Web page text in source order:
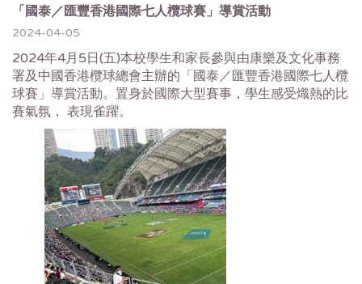
「國泰／匯豐香港國際七人欖球賽」導賞活動
2024-04-05
2024年4月5日(五)本校學生和家長參與由康樂及文化事務
署及中國香港欖球總會主辦的「國泰／匯豐香港國際七人欖
球賽」導賞活動。置身於國際大型賽事，學生感受熾熱的比
賽氣氛， 表現雀躍。